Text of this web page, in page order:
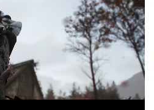
の言語
(フル音声対応)
ス語 (フル音声対応)
ツ語
ンド語
ア語
（簡体字） (フル音声対応)
ン語－ラテンアメリカ
（繁体字）